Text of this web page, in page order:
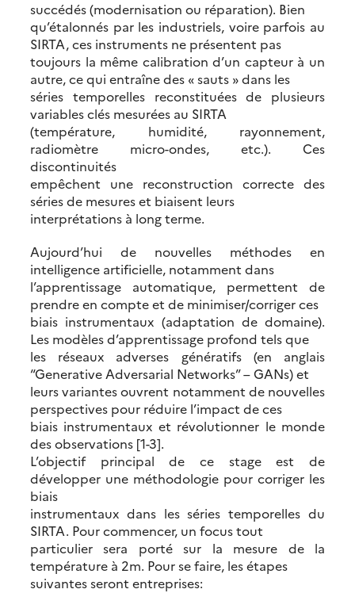
succédés (modernisation ou réparation). Bien
qu’étalonnés par les industriels, voire parfois au
SIRTA, ces instruments ne présentent pas
toujours la même calibration d’un capteur à un
autre, ce qui entraîne des « sauts » dans les
séries temporelles reconstituées de plusieurs
variables clés mesurées au SIRTA
(température, humidité, rayonnement,
radiomètre micro-ondes, etc.). Ces
discontinuités
empêchent une reconstruction correcte des
séries de mesures et biaisent leurs
interprétations à long terme.
Aujourd’hui de nouvelles méthodes en
intelligence artificielle, notamment dans
l’apprentissage automatique, permettent de
prendre en compte et de minimiser/corriger ces
biais instrumentaux (adaptation de domaine).
Les modèles d’apprentissage profond tels que
les réseaux adverses génératifs (en anglais
“Generative Adversarial Networks” – GANs) et
leurs variantes ouvrent notamment de nouvelles
perspectives pour réduire l’impact de ces
biais instrumentaux et révolutionner le monde
des observations [1-3].
L’objectif principal de ce stage est de
développer une méthodologie pour corriger les
biais
instrumentaux dans les séries temporelles du
SIRTA. Pour commencer, un focus tout
particulier sera porté sur la mesure de la
température à 2m. Pour se faire, les étapes
suivantes seront entreprises: